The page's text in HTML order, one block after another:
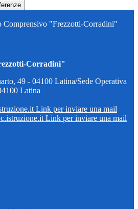
Comprensivo "Frezzotti-Corradini"
Corradini"
49 - 04100 Latina/Sede Operativa
Latina
Link per inviare una mail
Link per inviare una mail